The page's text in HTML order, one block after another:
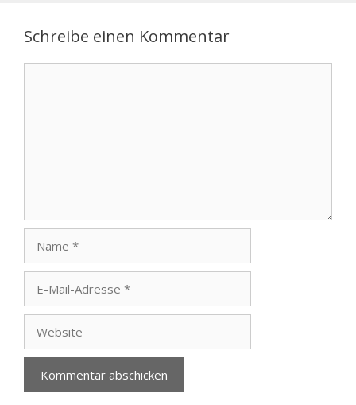
Schreibe einen Kommentar
Mail-
Adresse